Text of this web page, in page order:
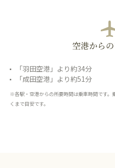
空港から
「羽田空港」より約34分
「成田空港」より約51分
※各駅・空港からの所要時間は乗車時間です。
くまで目安です。